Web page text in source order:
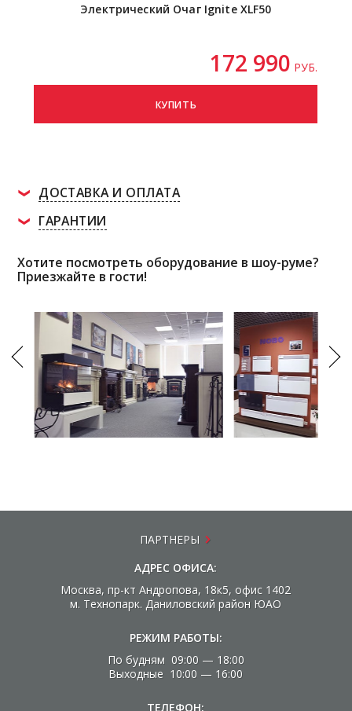
Электрический Очаг Ignite XLF50
172 990 РУБ.
КУПИТЬ
ДОСТАВКА И ОПЛАТА
ГАРАНТИИ
Хотите посмотреть оборудование в шоу-руме?
Приезжайте в гости!
ПАРТНЕРЫ
АДРЕС ОФИСА:
Москва, пр-кт Андропова, 18к5, офис 1402
м. Технопарк. Даниловский район ЮАО
РЕЖИМ РАБОТЫ:
По будням 09:00 — 18:00
Выходные 10:00 — 16:00
ТЕЛЕФОН: